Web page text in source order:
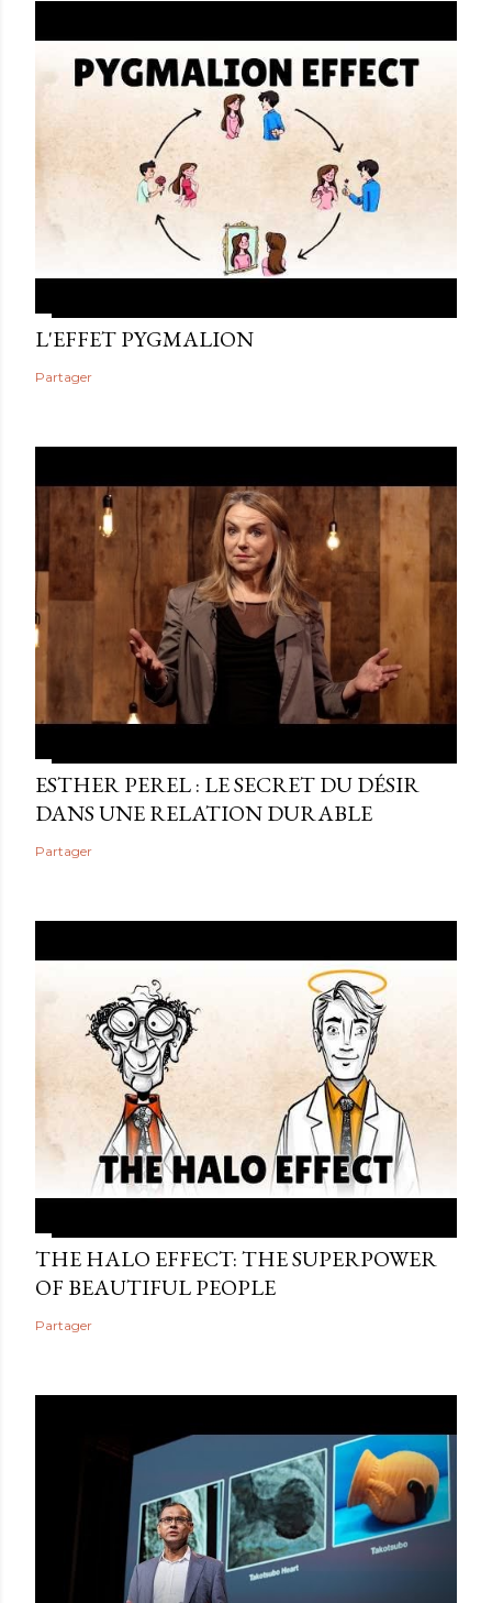
L'EFFET PYGMALION
Partager
ESTHER PEREL : LE SECRET DU DÉSIR
DANS UNE RELATION DURABLE
Partager
THE HALO EFFECT: THE SUPERPOWER
OF BEAUTIFUL PEOPLE
Partager